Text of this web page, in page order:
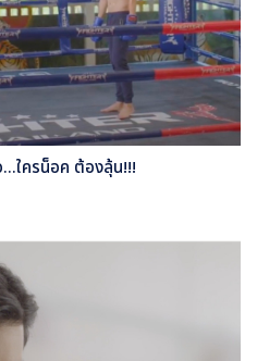
ใครน็อค ต้องลุ้น!!!